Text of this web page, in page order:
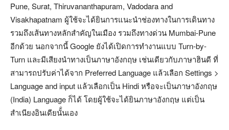
Pune, Surat, Thiruvananthapuram, Vadodara and
Visakhapatnam ผู้ใช้จะได้ยินการแนะนำช่องทางในการเดินทาง
รวมถึงเส้นทางหลักสำคัญในเมือง รวมถึงทางด่วน Mumbai-Pune
อีกด้วย นอกจากนี้ Google ยังได้เปิดการทำงานแบบ Turn-by-
Turn และมีเสียงนำทางเป็นภาษาอังกฤษ เช่นเดียวกับภาษาฮินดี ที่
สามารถปรับค่าได้จาก Preferred Language แล้วเลือก Settings >
Language and input แล้วเลือกเป็น Hindi หรือจะเป็นภาษาอังกฤษ
(India) Language ก็ได้ โดยผู้ใช้จะได้ยินภาษาอังกฤษ แต่เป็น
สำเนียงอินเดียนั้่นเอง